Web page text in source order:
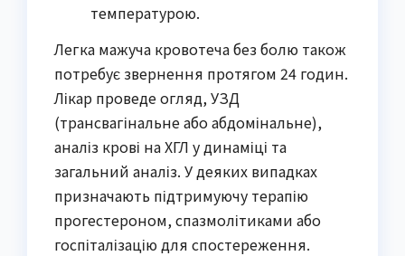
температурою.
Легка мажуча кровотеча без болю також
потребує звернення протягом 24 годин.
Лікар проведе огляд, УЗД
(трансвагінальне або абдомінальне),
аналіз крові на ХГЛ у динаміці та
загальний аналіз. У деяких випадках
призначають підтримуючу терапію
прогестероном, спазмолітиками або
госпіталізацію для спостереження.